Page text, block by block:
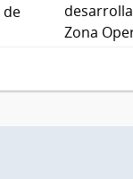
de
Zona